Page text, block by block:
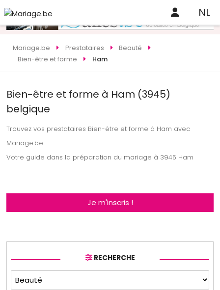
NL
Mariage.be Prestataires
Beauté
Bien-être et forme
Ham
Bien-être et forme à Ham (3945)
belgique
Trouvez vos prestataires Bien-être et forme à Ham avec
Mariage.be
Votre guide dans la préparation du mariage à 3945 Ham
Je m'inscris !
RECHERCHE